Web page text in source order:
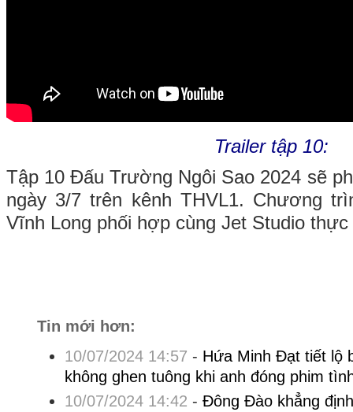
Trailer tập 10:
Tập 10 Đấu Trường Ngôi Sao 2024 sẽ
ngày 3/7 trên kênh THVL1. Chương
Vĩnh Long phối hợp cùng Jet Studio thực
Tin mới hơn:
10/07/2024 14:57 - Hứa Minh Đạt tiết lộ
không ghen tuông khi anh đóng phim
10/07/2024 14:42 - Đông Đào khẳng